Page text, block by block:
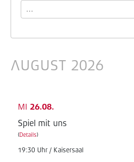
AUGUST 2026
MI 26.08.
Spiel mit uns
(Details)
19:30 Uhr / Kaisersaal